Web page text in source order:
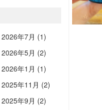
2026年7月 (1)
2026年5月 (2)
2026年1月 (1)
2025年11月 (2)
2025年9月 (2)